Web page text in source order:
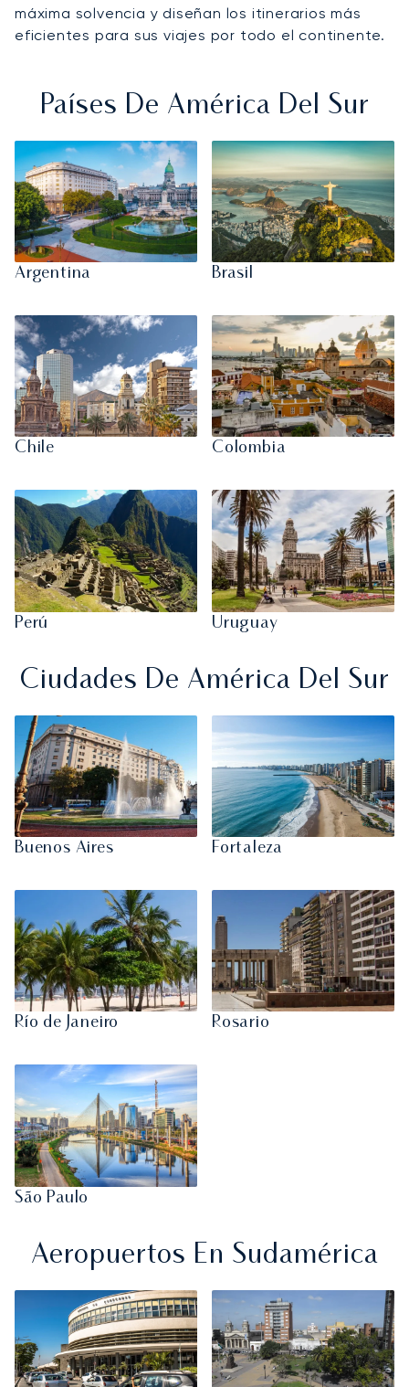
máxima solvencia y diseñan los itinerarios más
eficientes para sus viajes por todo el continente.
Países De América Del Sur
Argentina Brasil
Chile Colombia
Perú Uruguay
Ciudades De América Del Sur
Buenos Aires Fortaleza
Río de Janeiro Rosario
São Paulo
Aeropuertos En Sudamérica